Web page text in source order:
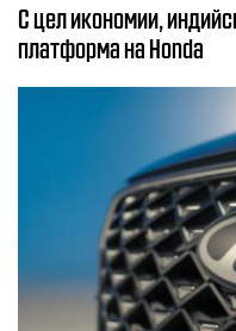
С цел икономии,
платформа на Honda